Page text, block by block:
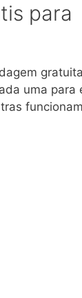
para
uma para